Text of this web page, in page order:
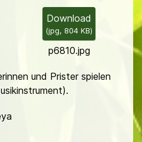
Download
(jpg, 804 KB)
p6810.jpg
und Prister spielen